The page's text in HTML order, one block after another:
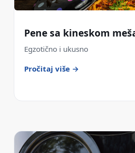
Pene sa kineskom
Egzotično i ukusno
Pročitaj više →